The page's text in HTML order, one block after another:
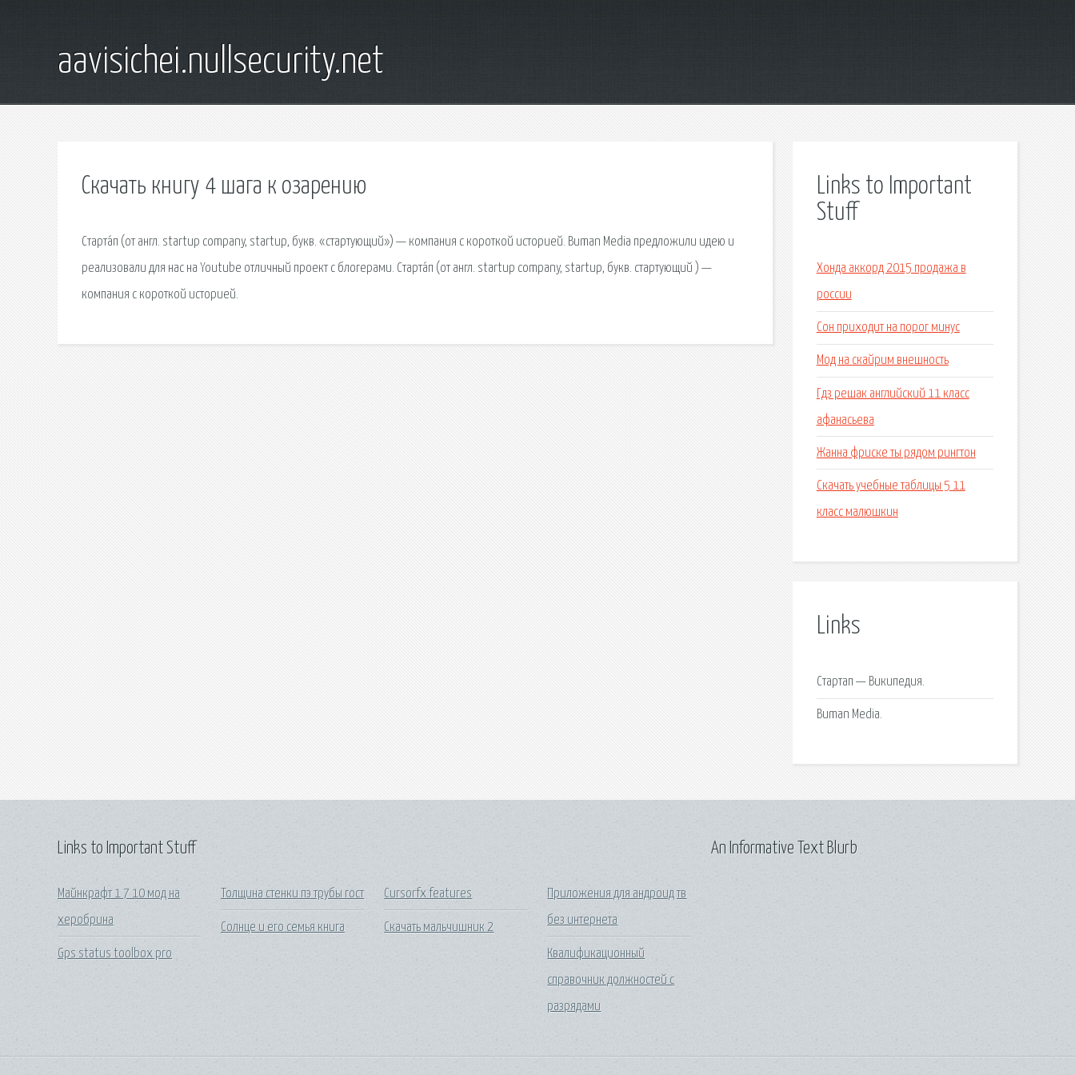
aavisichei.nullsecurity.net
Скачать книгу 4 шага к озарению
Старта́п (от англ. startup company, startup, букв. «стартующий») — компания с короткой историей. Buman Media предложили идею и
реализовали для нас на Youtube отличный проект с блогерами. Старта́п (от англ. startup company, startup, букв. стартующий ) —
компания с короткой историей.
Links to Important
Stuff
Хонда аккорд 2015 продажа в
россии
Сон приходит на порог минус
Мод на скайрим внешность
Гдз решак английский 11 класс
афанасьева
Жанна фриске ты рядом рингтон
Скачать учебные таблицы 5 11
класс малюшкин
Links
Стартап — Википедия.
Buman Media.
Links to Important Stuff
Майнкрафт 1 7 10 мод на
херобрина
Gps status toolbox pro
Толщина стенки пэ трубы гост
Солнце и его семья книга
Cursorfx features
Скачать мальчишник 2
Приложения для андроид тв
без интернета
Квалификационный
справочник должностей с
разрядами
An Informative Text Blurb